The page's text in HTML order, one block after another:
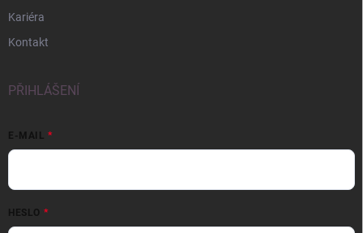
Kariéra
Kontakt
PŘIHLÁŠENÍ
E-MAIL
HESLO